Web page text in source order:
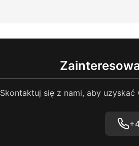
Skontaktuj się z nami, aby